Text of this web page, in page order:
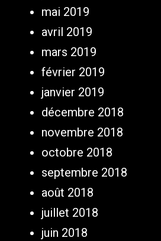
mai 2019
avril 2019
mars 2019
février 2019
janvier 2019
décembre 2018
novembre 2018
octobre 2018
septembre 2018
août 2018
juillet 2018
juin 2018